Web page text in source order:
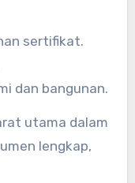
sertifikat.
dan bangunan.
utama dalam
lengkap,